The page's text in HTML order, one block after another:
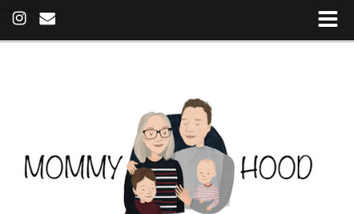
(~215 B)